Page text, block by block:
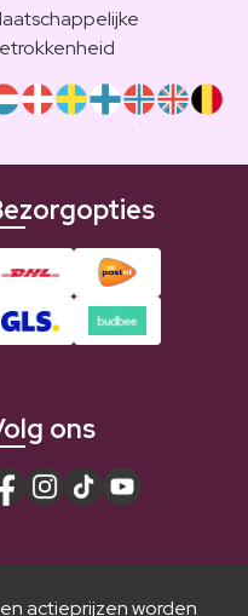
ons
actieprijzen worden